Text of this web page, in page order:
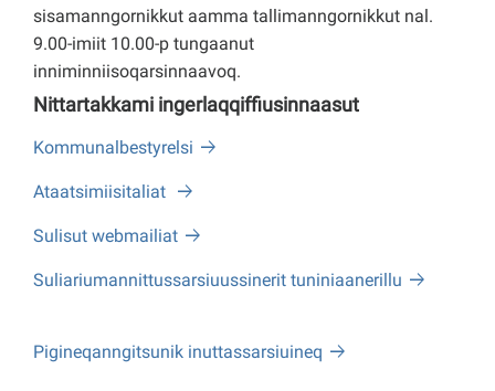
sisamanngornikkut aamma tallimanngornikkut nal.
9.00-imiit 10.00-p tungaanut
inniminniisoqarsinnaavoq.
Nittartakkami ingerlaqqiffiusinnaasut
Kommunalbestyrelsi
Ataatsimiisitaliat
Sulisut webmailiat
Suliariumannittussarsiuussinerit tuniniaanerillu
Pigineqanngitsunik inuttassarsiuineq